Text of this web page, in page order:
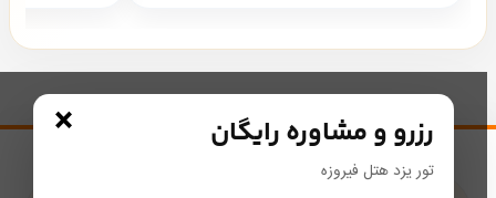
رزرو و مشاوره رایگان
تور یزد هتل فیروزه
×